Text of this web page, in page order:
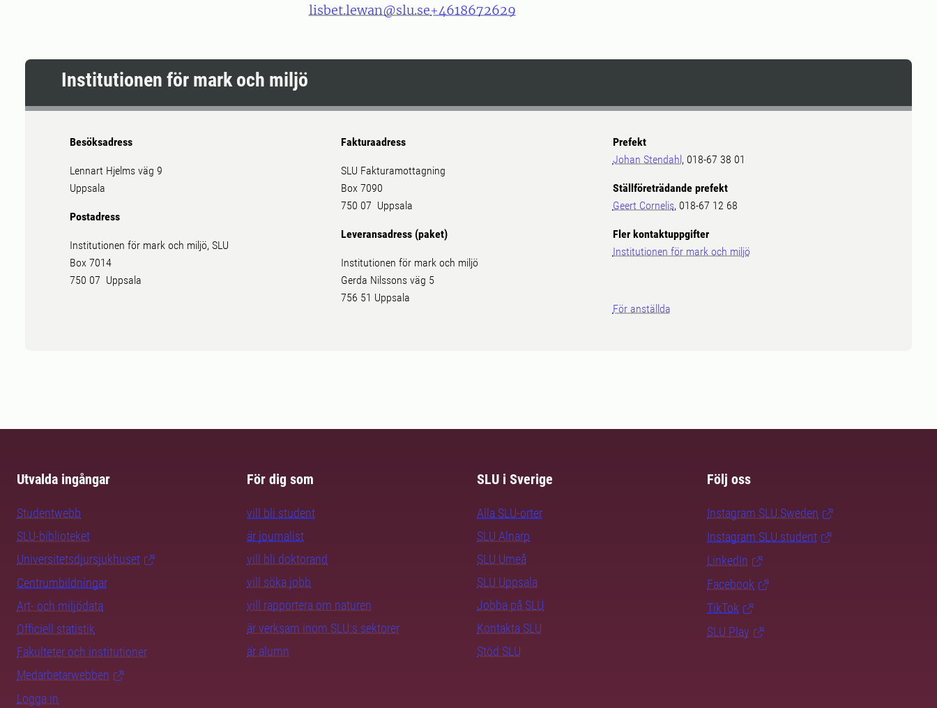
lisbet.lewan@slu.se+4618672629
Institutionen för mark och miljö
Besöksadress
Lennart Hjelms väg 9
Uppsala
Postadress
Institutionen för mark och miljö, SLU
Box 7014
750 07 Uppsala
Fakturaadress
SLU Fakturamottagning
Box 7090
750 07 Uppsala
Leveransadress (paket)
Institutionen för mark och miljö
Gerda Nilssons väg 5
756 51 Uppsala
Prefekt
Johan Stendahl , 018-67 38 01
Ställföreträdande prefekt
Geert Cornelis, 018-67 12 68
Fler kontaktuppgifter
Institutionen för mark och miljö
För anställda
Utvalda ingångar
Studentwebb
SLU-biblioteket
Universitetsdjursjukhuset
Centrumbildningar
Art- och miljödata
Officiell statistik
Fakulteter och institutioner
Medarbetarwebben
Logga in
För dig som
vill bli student
är journalist
vill bli doktorand
vill söka jobb
vill rapportera om naturen
är verksam inom SLU:s sektorer
är alumn
SLU i Sverige
Alla SLU-orter
SLU Alnarp
SLU Umeå
SLU Uppsala
Jobba på SLU
Kontakta SLU
Stöd SLU
Följ oss
Instagram SLU.Sweden
Instagram SLU.student
LinkedIn
Facebook
TikTok
SLU Play